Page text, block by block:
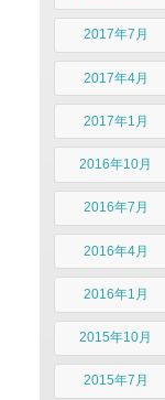
2017年7月
2017年4月
2017年1月
2016年10月
2016年7月
2016年4月
2016年1月
2015年10月
2015年7月